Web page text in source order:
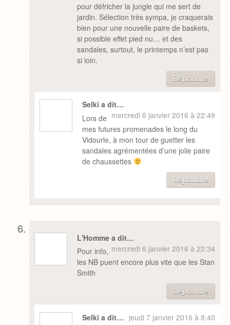
pour défricher la jungle qui me sert de
jardin. Sélection très sympa, je craquerais
bien pour une nouvelle paire de baskets,
si possible effet pied nu… et des
sandales, surtout, le printemps n’est pas
si loin.
Répondre
Selki a dit…
mercredi 6 janvier 2016 à 22:49
Lors de
mes futures promenades le long du
Vidourle, à mon tour de guetter les
sandales agrémentées d’une jolie paire
de chaussettes
Répondre
L'Homme a dit…
mercredi 6 janvier 2016 à 22:34
Pour info,
les NB puent encore plus vite que les Stan
Smith
Répondre
Selki a dit… jeudi 7 janvier 2016 à 8:40